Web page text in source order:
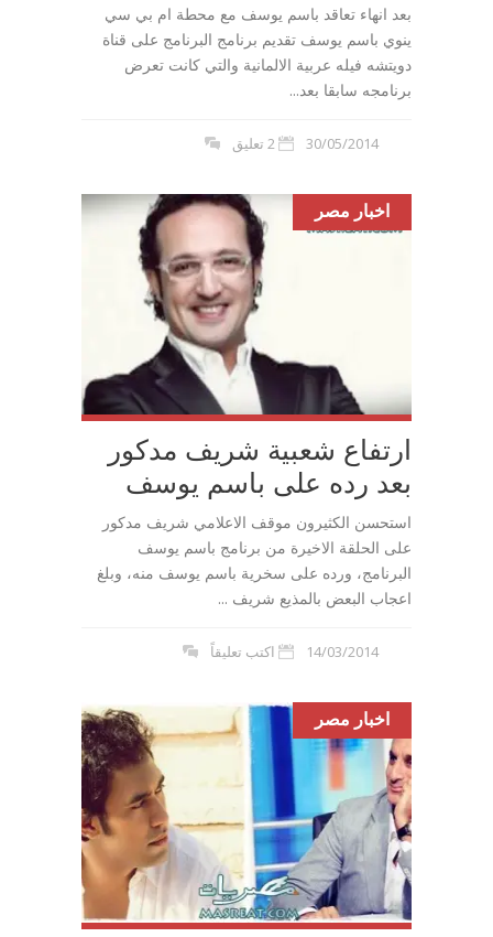
بعد انهاء تعاقد باسم يوسف مع محطة ام بي سي
ينوي باسم يوسف تقديم برنامج البرنامج على قناة
دويتشه فيله عربية الالمانية والتي كانت تعرض
برنامجه سابقا بعد...
30/05/2014 2 تعليق
اخبار مصر
ارتفاع شعبية شريف مدكور
بعد رده على باسم يوسف
استحسن الكثيرون موقف الاعلامي شريف مدكور
على الحلقة الاخيرة من برنامج باسم يوسف
البرنامج، ورده على سخرية باسم يوسف منه، وبلغ
اعجاب البعض بالمذيع شريف ...
14/03/2014 اكتب تعليقاً
اخبار مصر